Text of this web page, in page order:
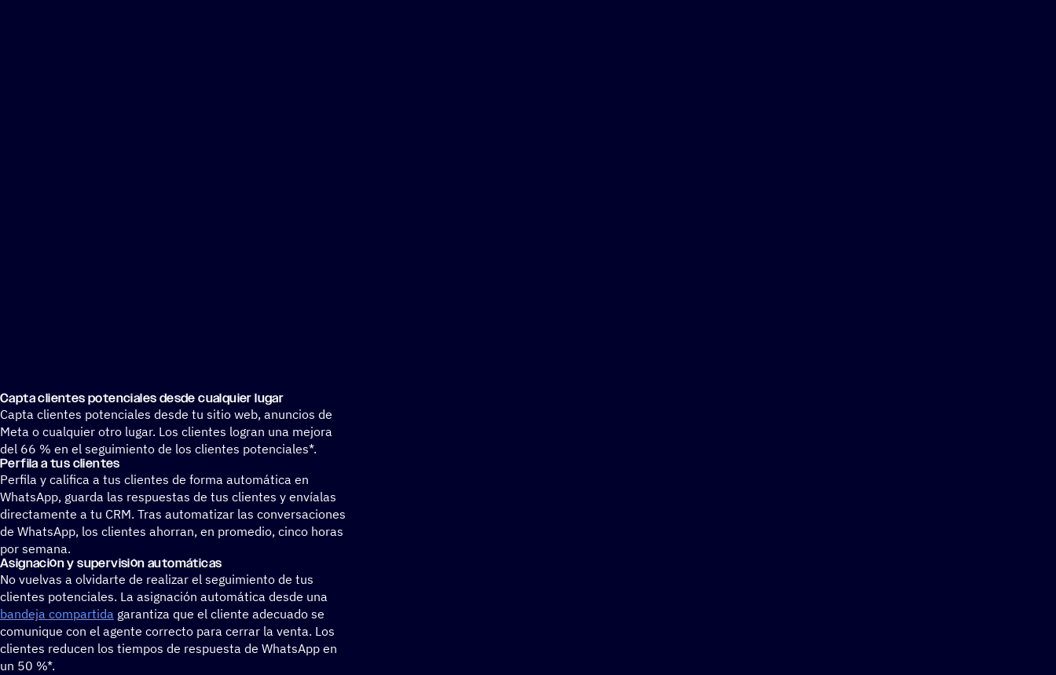
Capta clien­tes poten­cia­les desde cualquier lugar
Capta clientes potenciales desde tu sitio web, anuncios de
Meta o cualquier otro lugar. Los clientes logran una mejora
del 66 % en el seguimiento de los clientes potenciales*.
Perfila a tus clientes
Perfila y califica a tus clientes de forma automática en
WhatsApp, guarda las respuestas de tus clientes y envíalas
directamente a tu CRM. Tras automatizar las conversaciones
de WhatsApp, los clientes ahorran, en promedio, cinco horas
por semana.
Asig­na­ción y supervisión automáticas
No vuelvas a olvidarte de realizar el seguimiento de tus
clientes potenciales. La asignación automática desde una
bandeja compartida garantiza que el cliente adecuado se
comunique con el agente correcto para cerrar la venta. Los
clientes reducen los tiempos de respuesta de WhatsApp en
un 50 %*.